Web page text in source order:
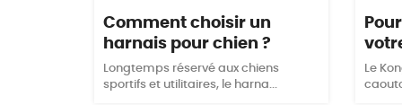
Comment choisir un
harnais pour chien ?
Longtemps réservé aux chiens
sportifs et utilitaires, le harna...
Le